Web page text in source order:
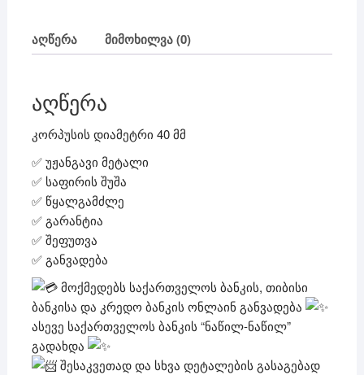
აღწერა მიმოხილვა (0)
აღწერა
კორპუსის დიამეტრი 40 მმ
✅ უჟანგავი მეტალი
✅ საფირის შუშა
✅ წყალგამძლე
✅ გარანტია
✅ შეფუთვა
✅ განვადება
მოქმედებს საქართველოს ბანკის, თიბისი
ბანკისა და კრედო ბანკის ონლაინ განვადება
ასევე საქართველოს ბანკის “ნაწილ-ნაწილ”
გადახდა
შესაკვეთად და სხვა დეტალების გასაგებად